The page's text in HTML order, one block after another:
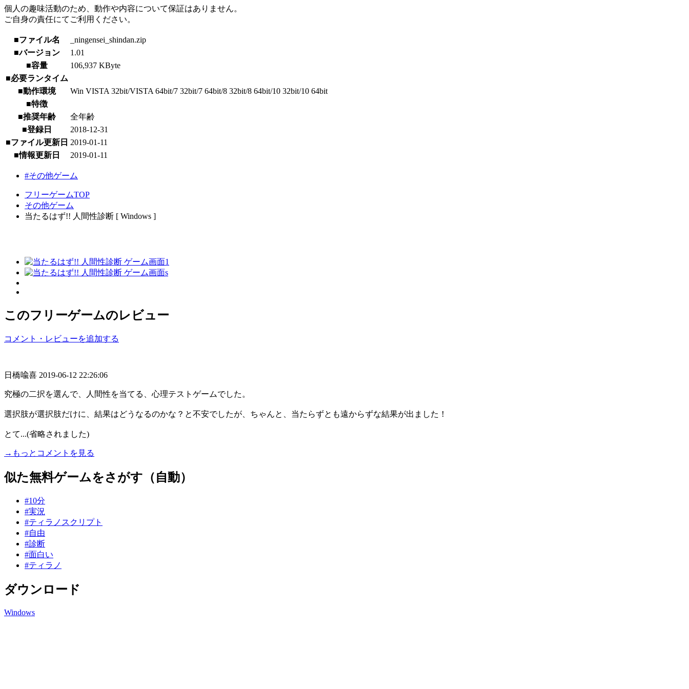
個人の趣味活動のため、動作や内容について保証はありません。
ご自身の責任にてご利用ください。
■ファイル名
_ningensei_shindan.zip
■バージョン
1.01
■容量
106,937 KByte
■必要ランタイム
■動作環境
Win VISTA 32bit/VISTA 64bit/7 32bit/7 64bit/8 32bit/8 64bit/10 32bit/10 64bit
■特徴
■推奨年齢
全年齢
■登録日
2018-12-31
■ファイル更新日 2019-01-11
■情報更新日
2019-01-11
#その他ゲーム
フリーゲームTOP
その他ゲーム
当たるはず!! 人間性診断 [ Windows ]
このフリーゲームのレビュー
コメント・レビューを追加する
日橋喩喜 2019-06-12 22:26:06
究極の二択を選んで、人間性を当てる、心理テストゲームでした。
選択肢が選択肢だけに、結果はどうなるのかな？と不安でしたが、ちゃんと、当たらずとも遠からずな結果が出ました！
とて...(省略されました)
→もっとコメントを見る
似た無料ゲームをさがす（自動）
#10分
#実況
#ティラノスクリプト
#自由
#診断
#面白い
#ティラノ
ダウンロード
Windows